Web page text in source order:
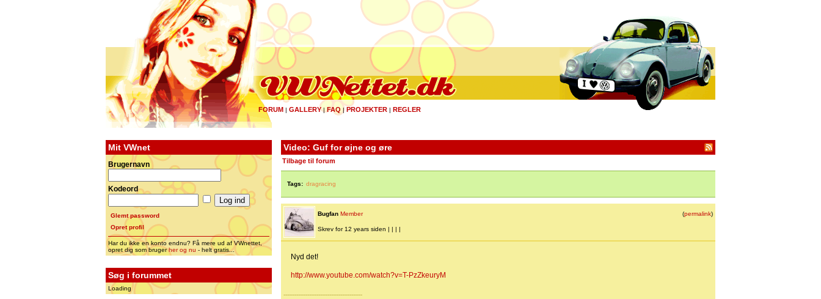
FORUM | GALLERY|FAQ | PROJEKTER | REGLER
Mit VWnet
Brugernavn
Kodeord
Glemt password
Opret profil
Har du ikke en konto endnu? Få mere ud af VWnettet,
opret dig som brugerher og nu - helt gratis...
Søg i forummet
Loading
Video: Guf for øjne og øre
Tilbage til forum
Tags: dragracing
(permalink)
Bugfan Member
Skrev for 12 years siden | | | |
Nyd det!
http://www.youtube.com/watch?v=T-PzZkeuryM
-------------------------------------------